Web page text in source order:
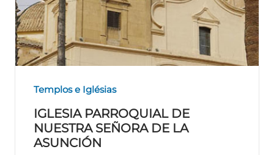
Templos e Iglésias
IGLESIA PARROQUIAL DE
NUESTRA SEÑORA DE LA
ASUNCIÓN